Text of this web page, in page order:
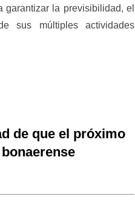
la previsibilidad, el
sus múltiples actividades
de que el próximo